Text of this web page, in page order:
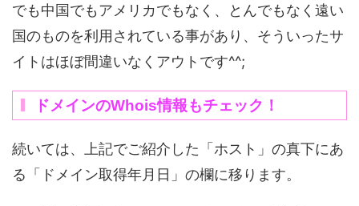
でも中国でもアメリカでもなく、とんでもなく遠い
国のものを利用されている事があり、そういったサ
イトはほぼ間違いなくアウトです^^;
ドメインのWhois情報もチェック！
続いては、上記でご紹介した「ホスト」の真下にあ
る「ドメイン取得年月日」の欄に移ります。